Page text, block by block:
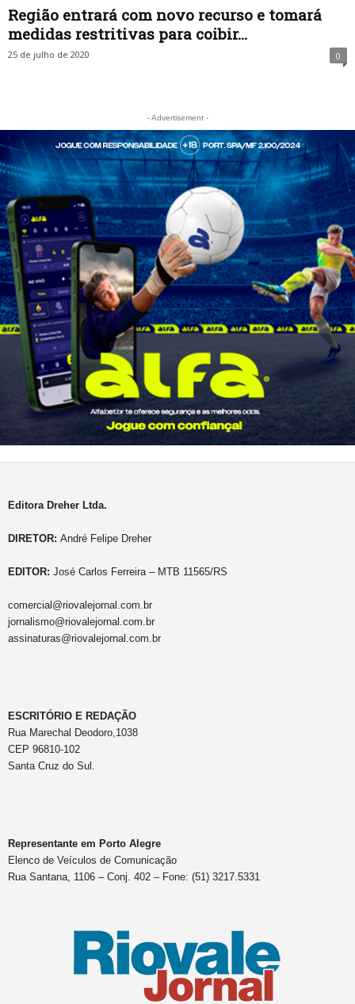
Região entrará com novo recurso e tomará
medidas restritivas para coibir...
25 de julho de 2020 0
- Advertisement -
Editora Dreher Ltda.
DIRETOR: André Felipe Dreher
EDITOR: José Carlos Ferreira – MTB 11565/RS
comercial@riovalejornal.com.br
jornalismo@riovalejornal.com.br
assinaturas@riovalejornal.com.br
ESCRITÓRIO E REDAÇÃO
Rua Marechal Deodoro,1038
CEP 96810-102
Santa Cruz do Sul.
Representante em Porto Alegre
Elenco de Veículos de Comunicação
Rua Santana, 1106 – Conj. 402 – Fone: (51) 3217.5331